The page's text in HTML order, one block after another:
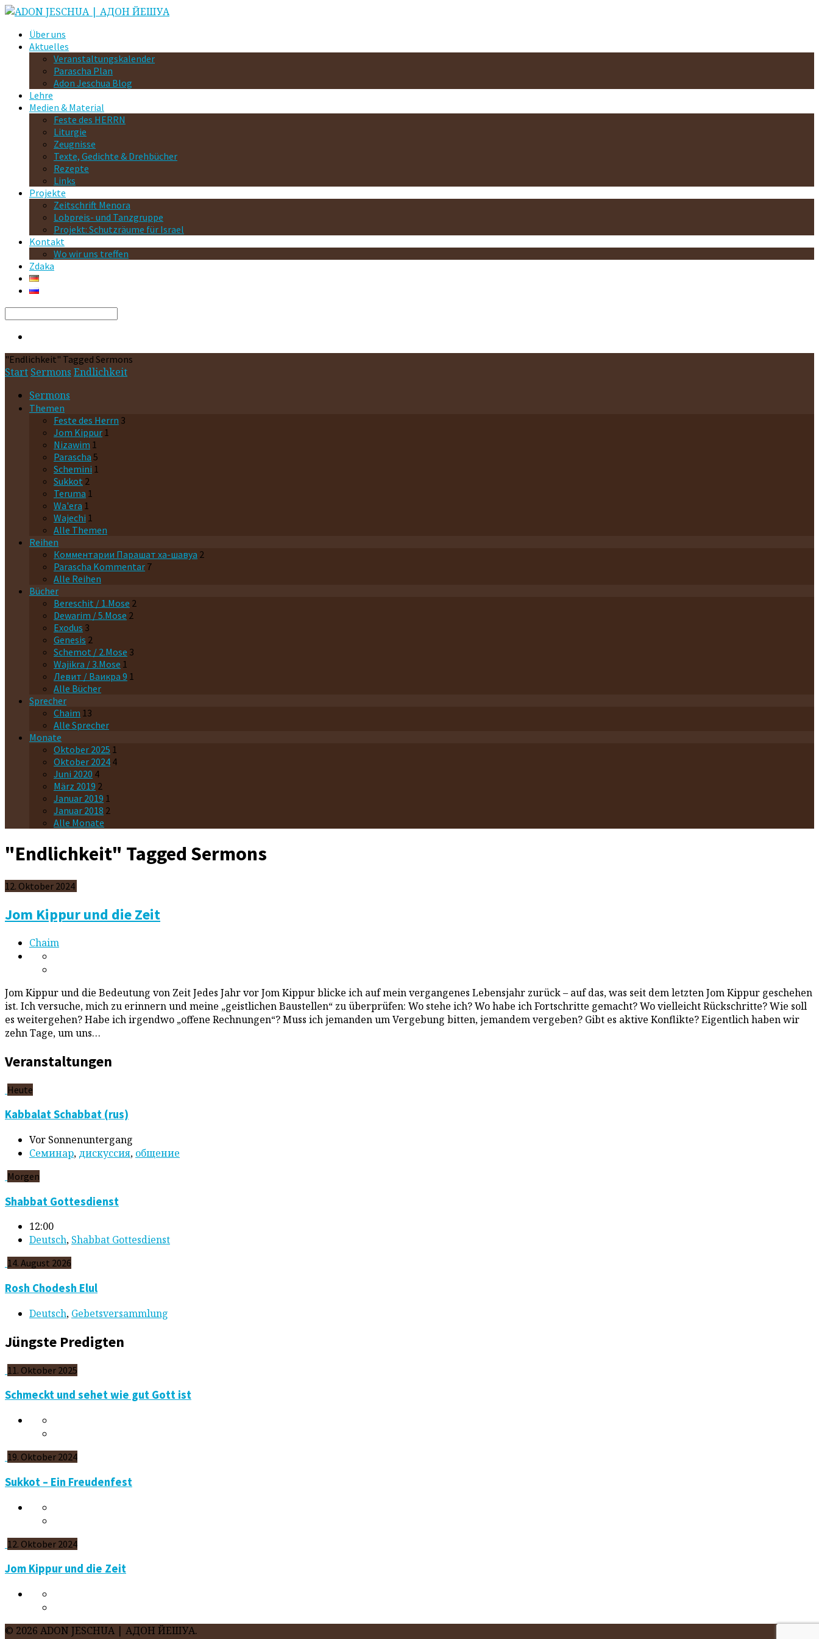
Über uns
Aktuelles
Veranstaltungskalender
Parascha Plan
Adon Jeschua Blog
Lehre
Medien & Material
Feste des HERRN
Liturgie
Zeugnisse
Texte, Gedichte & Drehbücher
Rezepte
Links
Projekte
Zeitschrift Menora
Lobpreis- und Tanzgruppe
Projekt: Schutzräume für Israel
Kontakt
Wo wir uns treffen
Zdaka
Search
"Endlichkeit" Tagged Sermons
Start Sermons Endlichkeit
Sermons
Themen
Feste des Herrn 3
Jom Kippur 1
Nizawim 1
Parascha 5
Schemini 1
Sukkot 2
Teruma 1
Wa'era 1
Wajechi 1
Alle Themen
Reihen
Комментарии Парашaт ха-шавyа 2
Parascha Kommentar 7
Alle Reihen
Bücher
Bereschit / 1.Mose 2
Dewarim / 5.Mose 2
Exodus 3
Genesis 2
Schemot / 2.Mose 3
Wajikra / 3.Mose 1
Левит / Ваикра 9 1
Alle Bücher
Sprecher
Chaim 13
Alle Sprecher
Monate
Oktober 2025 1
Oktober 2024 4
Juni 2020 4
März 2019 2
Januar 2019 1
Januar 2018 2
Alle Monate
"Endlichkeit" Tagged Sermons
12. Oktober 2024
Jom Kippur und die Zeit
Chaim
Jom Kippur und die Bedeutung von Zeit Jedes Jahr vor Jom Kippur blicke ich auf mein vergangenes Lebensjahr zurück – auf das, was seit dem letzten Jom Kippur geschehen
ist. Ich versuche, mich zu erinnern und meine „geistlichen Baustellen“ zu überprüfen: Wo stehe ich? Wo habe ich Fortschritte gemacht? Wo vielleicht Rückschritte? Wie soll
es weitergehen? Habe ich irgendwo „offene Rechnungen“? Muss ich jemanden um Vergebung bitten, jemandem vergeben? Gibt es aktive Konflikte? Eigentlich haben wir
zehn Tage, um uns…
Veranstaltungen
Heute
Kabbalat Schabbat (rus)
Vor Sonnenuntergang
Cеминар, дискуссия, общение
Morgen
Shabbat Gottesdienst
12:00
Deutsch, Shabbat Gottesdienst
14. August 2026
Rosh Chodesh Elul
Deutsch, Gebetsversammlung
Jüngste Predigten
11. Oktober 2025
Schmeckt und sehet wie gut Gott ist
19. Oktober 2024
Sukkot – Ein Freudenfest
12. Oktober 2024
Jom Kippur und die Zeit
© 2026 ADON JESCHUA | АДОН ЙЕШУА.